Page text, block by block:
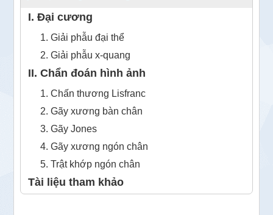
I. Đại cương
1. Giải phẫu đại thể
2. Giải phẫu x-quang
II. Chẩn đoán hình ảnh
1. Chấn thương Lisfranc
2. Gãy xương bàn chân
3. Gãy Jones
4. Gãy xương ngón chân
5. Trật khớp ngón chân
Tài liệu tham khảo